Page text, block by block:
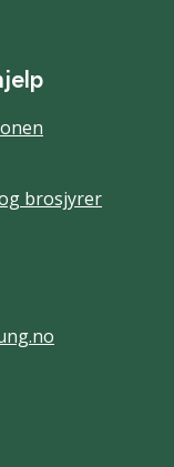
brosjyrer